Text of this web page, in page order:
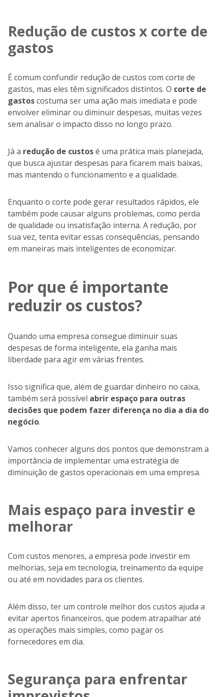
Redução de custos x corte de
gastos
É comum confundir redução de custos com corte de
gastos, mas eles têm significados distintos. O corte de
gastoscostuma ser uma ação mais imediata e pode
envolver eliminar ou diminuir despesas, muitas vezes
sem analisar o impacto disso no longo prazo.
Já a redução de custosé uma prática mais planejada,
que busca ajustar despesas para ficarem mais baixas,
mas mantendo o funcionamento e a qualidade.
Enquanto o corte pode gerar resultados rápidos, ele
também pode causar alguns problemas, como perda
de qualidade ou insatisfação interna. A redução, por
sua vez, tenta evitar essas consequências, pensando
em maneiras mais inteligentes de economizar.
Por que é importante
reduzir os custos?
Quando uma empresa consegue diminuir suas
despesas de forma inteligente, ela ganha mais
liberdade para agir em várias frentes.
Isso significa que, além de guardar dinheiro no caixa,
também será possível abrir espaço para outras
decisões que podem fazer diferença no dia a dia do
negócio.
Vamos conhecer alguns dos pontos que demonstram a
importância de implementar uma estratégia de
diminuição de gastos operacionais em uma empresa.
Mais espaço para investir e
melhorar
Com custos menores, a empresa pode investir em
melhorias, seja em tecnologia, treinamento da equipe
ou até em novidades para os clientes.
Além disso, ter um controle melhor dos custos ajuda a
evitar apertos financeiros, que podem atrapalhar até
as operações mais simples, como pagar os
fornecedores em dia.
Segurança para enfrentar